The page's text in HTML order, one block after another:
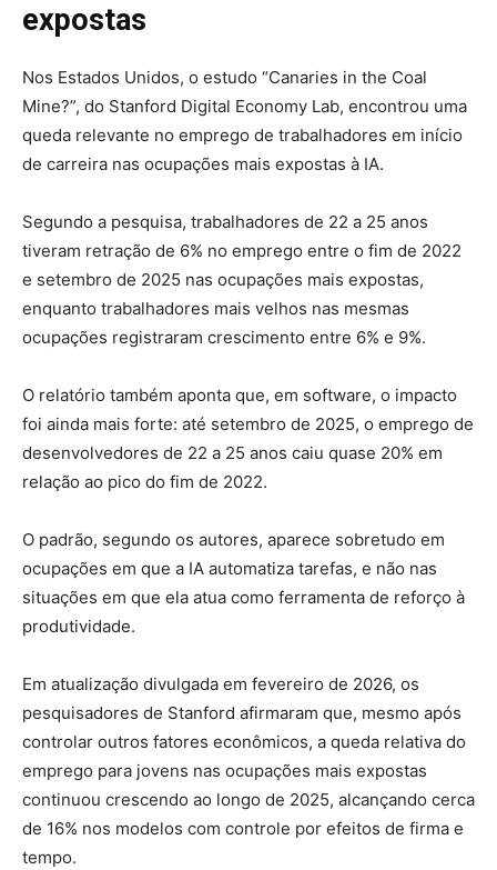
expostas
Nos Estados Unidos, o estudo “Canaries in the Coal
Mine?”, do Stanford Digital Economy Lab, encontrou uma
queda relevante no emprego de trabalhadores em início
de carreira nas ocupações mais expostas à IA.
Segundo a pesquisa, trabalhadores de 22 a 25 anos
tiveram retração de 6% no emprego entre o fim de 2022
e setembro de 2025 nas ocupações mais expostas,
enquanto trabalhadores mais velhos nas mesmas
ocupações registraram crescimento entre 6% e 9%.
O relatório também aponta que, em software, o impacto
foi ainda mais forte: até setembro de 2025, o emprego de
desenvolvedores de 22 a 25 anos caiu quase 20% em
relação ao pico do fim de 2022.
O padrão, segundo os autores, aparece sobretudo em
ocupações em que a IA automatiza tarefas, e não nas
situações em que ela atua como ferramenta de reforço à
produtividade.
Em atualização divulgada em fevereiro de 2026, os
pesquisadores de Stanford afirmaram que, mesmo após
controlar outros fatores econômicos, a queda relativa do
emprego para jovens nas ocupações mais expostas
continuou crescendo ao longo de 2025, alcançando cerca
de 16% nos modelos com controle por efeitos de firma e
tempo.